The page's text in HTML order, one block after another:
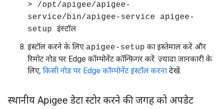
> /opt/apigee/apigee-
service/bin/apigee-service apigee-
setup इंस्टॉल
इंस्टॉल करने के लिए apigee-setup का इस्तेमाल करें और
रिमोट नोड पर Edge कॉम्पोनेंट कॉन्फ़िगर करें. ज़्यादा जानकारी के
लिए, किसी नोड पर Edge कॉम्पोनेंट इंस्टॉल करना देखें.
स्थानीय Apigee डेटा स्टोर करने की जगह को अपडेट